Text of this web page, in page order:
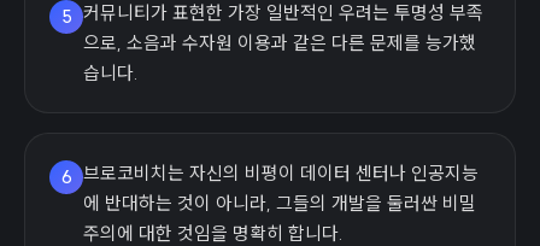
5 커뮤니티가 표현한 가장 일반적인 우려는 투명성 부족
으로, 소음과 수자원 이용과 같은 다른 문제를 능가했
습니다.
6 브로코비치는 자신의 비평이 데이터 센터나 인공지능
에 반대하는 것이 아니라, 그들의 개발을 둘러싼 비밀
주의에 대한 것임을 명확히 합니다.